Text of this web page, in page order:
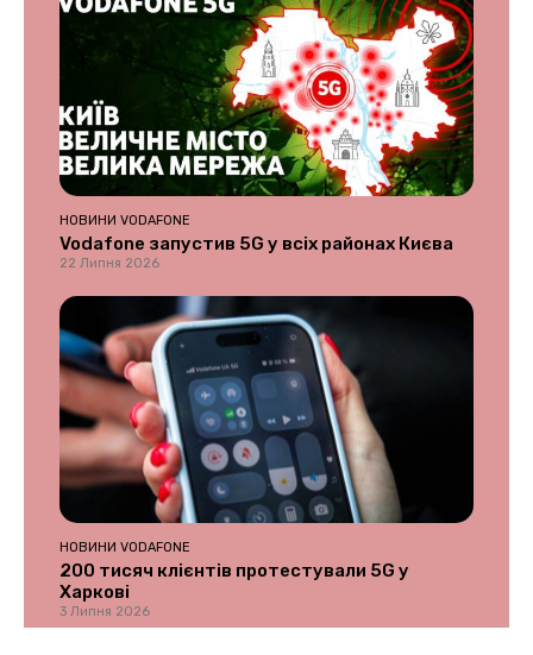
НОВИНИ VODAFONE
Vodafone запустив 5G у всіх районах Києва
22 Липня 2026
НОВИНИ VODAFONE
200 тисяч клієнтів протестували 5G у
Харкові
3 Липня 2026